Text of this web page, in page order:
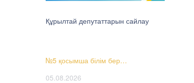
Құрылтай депутаттарын сайлау
№5 қосымша білім бер…
05.08.2026